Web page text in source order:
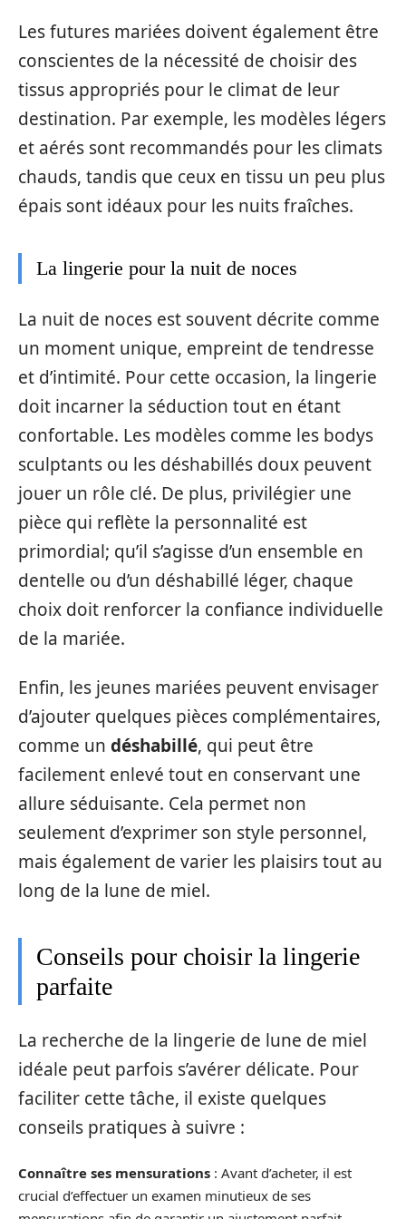
Les futures mariées doivent également être
conscientes de la nécessité de choisir des
tissus appropriés pour le climat de leur
destination. Par exemple, les modèles légers
et aérés sont recommandés pour les climats
chauds, tandis que ceux en tissu un peu plus
épais sont idéaux pour les nuits fraîches.
La lingerie pour la nuit de noces
La nuit de noces est souvent décrite comme
un moment unique, empreint de tendresse
et d’intimité. Pour cette occasion, la lingerie
doit incarner la séduction tout en étant
confortable. Les modèles comme les bodys
sculptants ou les déshabillés doux peuvent
jouer un rôle clé. De plus, privilégier une
pièce qui reflète la personnalité est
primordial; qu’il s’agisse d’un ensemble en
dentelle ou d’un déshabillé léger, chaque
choix doit renforcer la confiance individuelle
de la mariée.
Enfin, les jeunes mariées peuvent envisager
d’ajouter quelques pièces complémentaires,
comme un déshabillé, qui peut être
facilement enlevé tout en conservant une
allure séduisante. Cela permet non
seulement d’exprimer son style personnel,
mais également de varier les plaisirs tout au
long de la lune de miel.
Conseils pour choisir la lingerie
parfaite
La recherche de la lingerie de lune de miel
idéale peut parfois s’avérer délicate. Pour
faciliter cette tâche, il existe quelques
conseils pratiques à suivre :
Connaître ses mensurations : Avant d’acheter, il est
crucial d’effectuer un examen minutieux de ses